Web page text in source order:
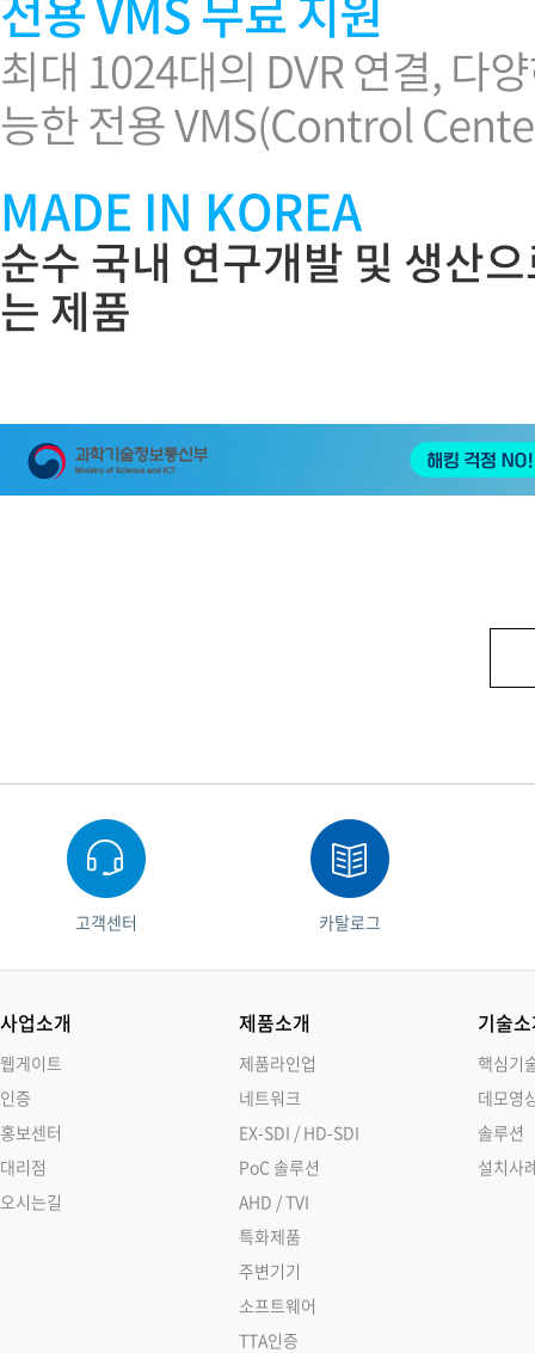
최대 1024대의 DVR 연결, 다
능한 전용 VMS(Control
MADE IN KOREA
순수 국내 연구개발 및 생산
는 제품
고객센터 카탈로그
사업소개
웹게이트
인증
홍보센터
대리점
오시는길
제품소개
제품라인업
네트워크
EX-SDI / HD-SDI
PoC 솔루션
AHD / TVI
특화제품
주변기기
소프트웨어
TTA인증
기술
핵심기
데모영
솔루션
설치사